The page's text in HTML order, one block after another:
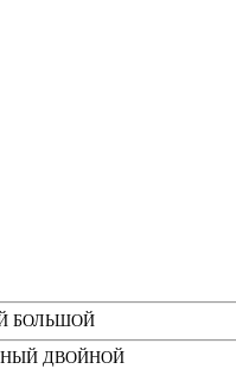
БОЛЬШОЙ
ДВОЙНОЙ